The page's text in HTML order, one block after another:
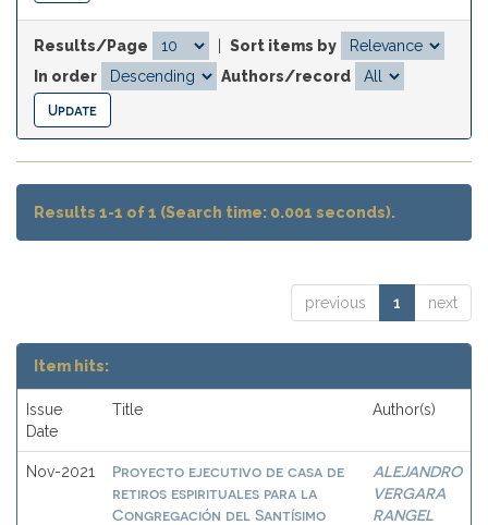
Results/Page
Sort items by
In order
Authors/record
Results 1-1 of 1 (Search time: 0.001 seconds).
previous 1 next
Item hits:
Issue
Date
Title Author(s)
Nov-2021
Proyecto ejecutivo de casa de
retiros espirituales para la
Congregación del Santísimo
ALEJANDRO
VERGARA
RANGEL